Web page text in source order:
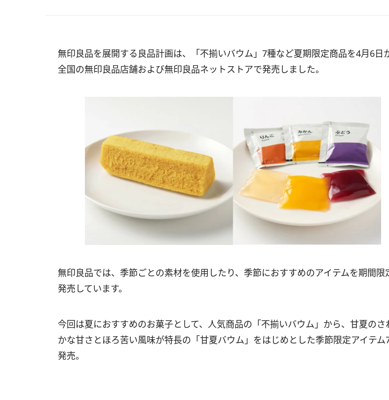
無印良品を展開する良品計画は、「不揃いバウム」7種など夏期限定商品を4月6日
全国の無印良品店舗および無印良品ネットストアで発売しました。
無印良品では、季節ごとの素材を使用したり、季節におすすめのアイテムを期間限
発売しています。
今回は夏におすすめのお菓子として、人気商品の「不揃いバウム」から、甘夏のさ
かな甘さとほろ苦い風味が特長の「甘夏バウム」をはじめとした季節限定アイテム
発売。